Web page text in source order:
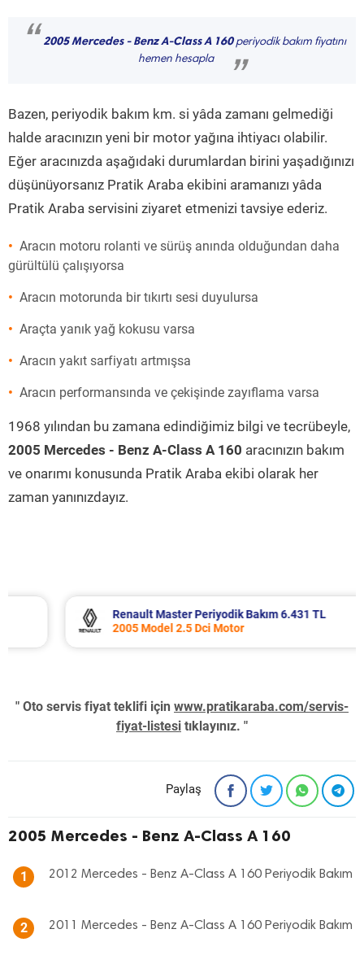
“ 2005 Mercedes - Benz A-Class A 160periyodik bakım fiyatını
hemen hesapla
”
Bazen, periyodik bakım km. si yâda zamanı gelmediği
halde aracınızın yeni bir motor yağına ihtiyacı olabilir.
Eğer aracınızda aşağıdaki durumlardan birini yaşadığınızı
düşünüyorsanız Pratik Araba ekibini aramanızı yâda
Pratik Araba servisini ziyaret etmenizi tavsiye ederiz.
Aracın motoru rolanti ve sürüş anında olduğundan daha
gürültülü çalışıyorsa
Aracın motorunda bir tıkırtı sesi duyulursa
Araçta yanık yağ kokusu varsa
Aracın yakıt sarfiyatı artmışsa
Aracın performansında ve çekişinde zayıflama varsa
1968 yılından bu zamana edindiğimiz bilgi ve tecrübeyle,
2005 Mercedes - Benz A-Class A 160 aracınızın bakım
ve onarımı konusunda Pratik Araba ekibi olarak her
zaman yanınızdayız.
Renault Master Periyodik Bakım 6.431 TL
2005 Model 2.5 Dci Motor
" Oto servis fiyat teklifi için www.pratikaraba.com/servis-
fiyat-listesi tıklayınız. "
Paylaş
2005 Mercedes - Benz A-Class A 160
1 2012 Mercedes - Benz A-Class A 160 Periyodik Bakım
2 2011 Mercedes - Benz A-Class A 160 Periyodik Bakım